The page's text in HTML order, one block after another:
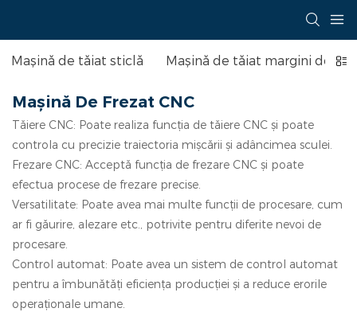
Mașină de tăiat sticlă Mașină de tăiat margini de
Mașină De Frezat CNC
Tăiere CNC: Poate realiza funcția de tăiere CNC și poate
controla cu precizie traiectoria mișcării și adâncimea sculei.
Frezare CNC: Acceptă funcția de frezare CNC și poate
efectua procese de frezare precise.
Versatilitate: Poate avea mai multe funcții de procesare, cum
ar fi găurire, alezare etc., potrivite pentru diferite nevoi de
procesare.
Control automat: Poate avea un sistem de control automat
pentru a îmbunătăți eficiența producției și a reduce erorile
operaționale umane.